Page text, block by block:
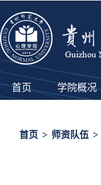
首页 学院概况
首页 > 师资队伍 >